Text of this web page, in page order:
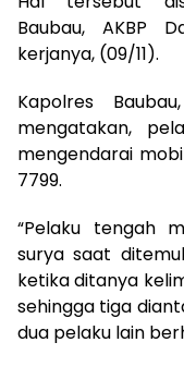
Baubau, AKBP
kerjanya, (09/11).
Kapolres
mengatakan,
mengendarai
7799.
“Pelaku tengah
surya saat
ketika ditanya
sehingga tiga
dua pelaku lain